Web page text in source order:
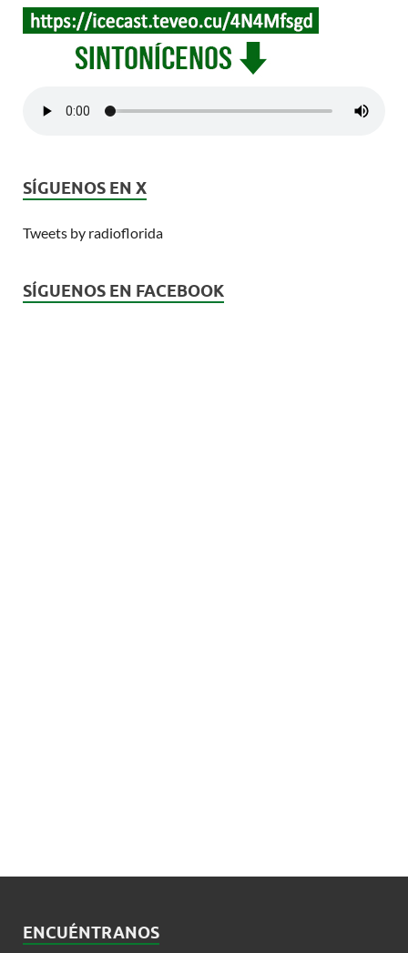
SÍGUENOS EN X
Tweets by radioflorida
SÍGUENOS EN FACEBOOK
ENCUÉNTRANOS